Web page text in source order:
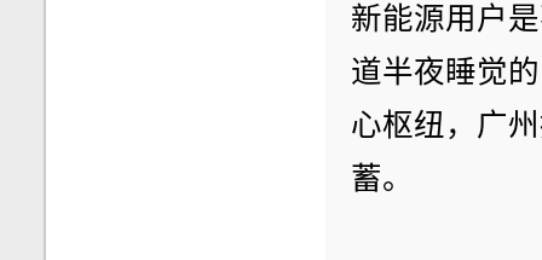
新能源用户
道半夜睡觉
心枢纽，广
蓄。